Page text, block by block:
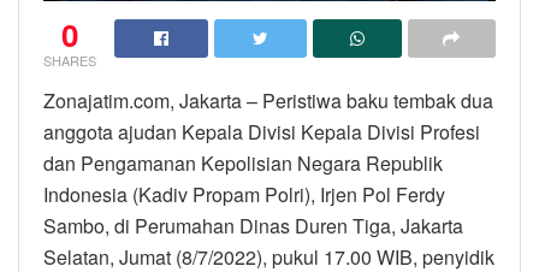
0
SHARES
Zonajatim.com, Jakarta – Peristiwa baku tembak dua
anggota ajudan Kepala Divisi Kepala Divisi Profesi
dan Pengamanan Kepolisian Negara Republik
Indonesia (Kadiv Propam Polri), Irjen Pol Ferdy
Sambo, di Perumahan Dinas Duren Tiga, Jakarta
Selatan, Jumat (8/7/2022), pukul 17.00 WIB, penyidik